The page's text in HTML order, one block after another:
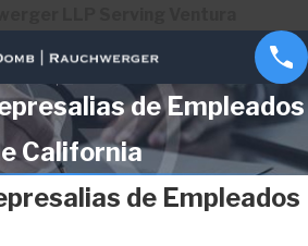
de Empleados
California
de Empleados